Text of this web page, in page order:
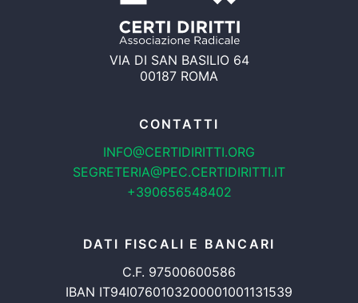
VIA DI SAN BASILIO 64
00187 ROMA
CONTATTI
INFO@CERTIDIRITTI.ORG
SEGRETERIA@PEC.CERTIDIRITTI.IT
+390656548402
DATI FISCALI E BANCARI
C.F. 97500600586
IBAN IT94I0760103200001001131539